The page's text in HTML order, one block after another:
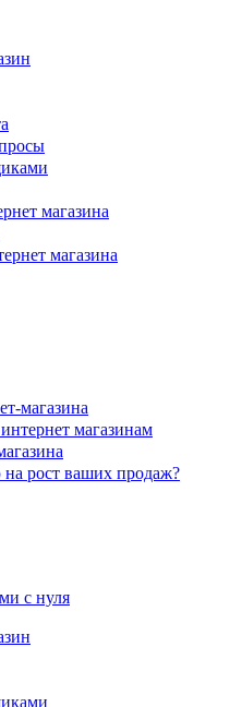
магазина
магазина
магазина
магазинам
на рост ваших продаж?